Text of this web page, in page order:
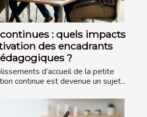
: quels impacts
des encadrants
?
d’accueil de la petite
continue est devenue un sujet...